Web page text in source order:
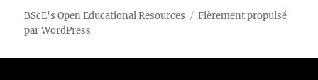
BScE's Open Educational Resources
Fièrement propulsé
par WordPress